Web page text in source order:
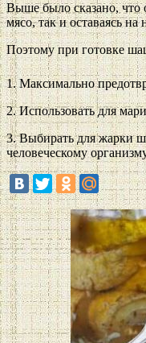
Выше было сказано, что
мясо, так и оставаясь
Поэтому при готовке
1. Максимально
2. Использовать для
3. Выбирать для жарки
человеческому